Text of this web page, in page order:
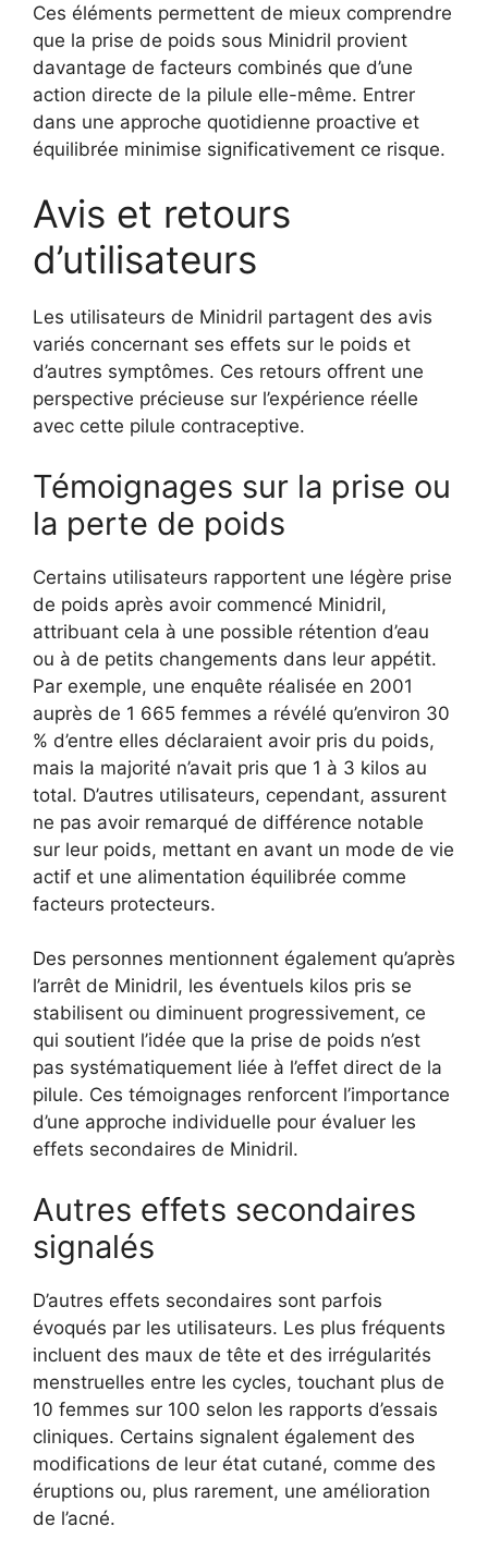
Ces éléments permettent de mieux comprendre
que la prise de poids sous Minidril provient
davantage de facteurs combinés que d’une
action directe de la pilule elle-même. Entrer
dans une approche quotidienne proactive et
équilibrée minimise significativement ce risque.
Avis et retours
d’utilisateurs
Les utilisateurs de Minidril partagent des avis
variés concernant ses effets sur le poids et
d’autres symptômes. Ces retours offrent une
perspective précieuse sur l’expérience réelle
avec cette pilule contraceptive.
Témoignages sur la prise ou
la perte de poids
Certains utilisateurs rapportent une légère prise
de poids après avoir commencé Minidril,
attribuant cela à une possible rétention d’eau
ou à de petits changements dans leur appétit.
Par exemple, une enquête réalisée en 2001
auprès de 1 665 femmes a révélé qu’environ 30
% d’entre elles déclaraient avoir pris du poids,
mais la majorité n’avait pris que 1 à 3 kilos au
total. D’autres utilisateurs, cependant, assurent
ne pas avoir remarqué de différence notable
sur leur poids, mettant en avant un mode de vie
actif et une alimentation équilibrée comme
facteurs protecteurs.
Des personnes mentionnent également qu’après
l’arrêt de Minidril, les éventuels kilos pris se
stabilisent ou diminuent progressivement, ce
qui soutient l’idée que la prise de poids n’est
pas systématiquement liée à l’effet direct de la
pilule. Ces témoignages renforcent l’importance
d’une approche individuelle pour évaluer les
effets secondaires de Minidril.
Autres effets secondaires
signalés
D’autres effets secondaires sont parfois
évoqués par les utilisateurs. Les plus fréquents
incluent des maux de tête et des irrégularités
menstruelles entre les cycles, touchant plus de
10 femmes sur 100 selon les rapports d’essais
cliniques. Certains signalent également des
modifications de leur état cutané, comme des
éruptions ou, plus rarement, une amélioration
de l’acné.